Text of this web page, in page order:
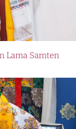
Lama Samten